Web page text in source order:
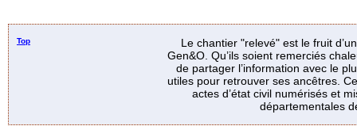
Top
Le chantier "relevé" est le fruit
Gen&O. Qu’ils soient remerciés
de partager l’information avec le
utiles pour retrouver ses ancêtres.
actes d’état civil numérisés et
départementales